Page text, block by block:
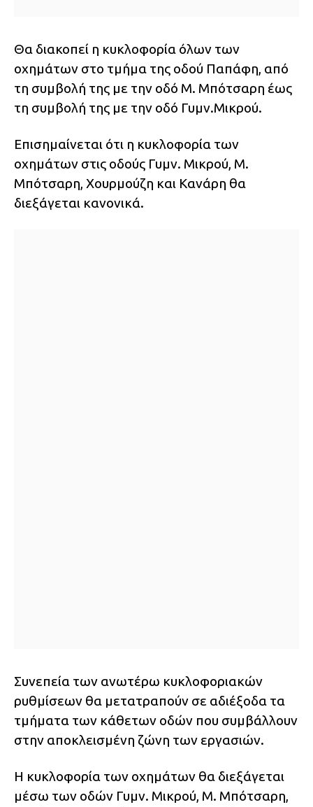
Θα διακοπεί η κυκλοφορία όλων των
οχημάτων στο τμήμα της οδού Παπάφη, από
τη συμβολή της με την οδό Μ. Μπότσαρη έως
τη συμβολή της με την οδό Γυμν.Μικρού.
Επισημαίνεται ότι η κυκλοφορία των
οχημάτων στις οδούς Γυμν. Μικρού, Μ.
Μπότσαρη, Χουρμούζη και Κανάρη θα
διεξάγεται κανονικά.
Συνεπεία των ανωτέρω κυκλοφοριακών
ρυθμίσεων θα μετατραπούν σε αδιέξοδα τα
τμήματα των κάθετων οδών που συμβάλλουν
στην αποκλεισμένη ζώνη των εργασιών.
Η κυκλοφορία των οχημάτων θα διεξάγεται
μέσω των οδών Γυμν. Μικρού, Μ. Μπότσαρη,